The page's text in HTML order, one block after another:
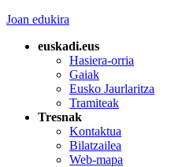
Joan edukira
euskadi.eus
Hasiera-orria
Gaiak
Eusko Jaurlaritza
Tramiteak
Tresnak
Kontaktua
Bilatzailea
Web-mapa